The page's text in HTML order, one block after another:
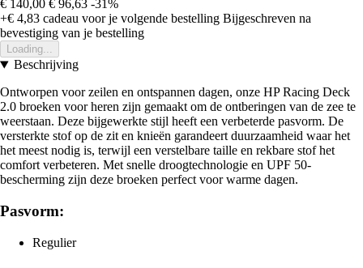
€ 140,00 € 96,63 -31%
+€ 4,83 cadeau voor je volgende bestelling Bijgeschreven na
bevestiging van je bestelling
Loading...
Beschrijving
Ontworpen voor zeilen en ontspannen dagen, onze HP Racing Deck
2.0 broeken voor heren zijn gemaakt om de ontberingen van de zee te
weerstaan. Deze bijgewerkte stijl heeft een verbeterde pasvorm. De
versterkte stof op de zit en knieën garandeert duurzaamheid waar het
het meest nodig is, terwijl een verstelbare taille en rekbare stof het
comfort verbeteren. Met snelle droogtechnologie en UPF 50-
bescherming zijn deze broeken perfect voor warme dagen.
Pasvorm:
Regulier